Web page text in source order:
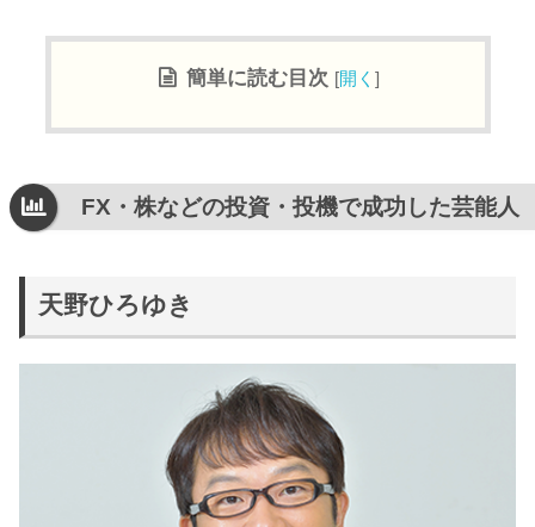
簡単に読む目次 [開く ]
FX・株などの投資・投機で成功した芸能人
天野ひろゆき